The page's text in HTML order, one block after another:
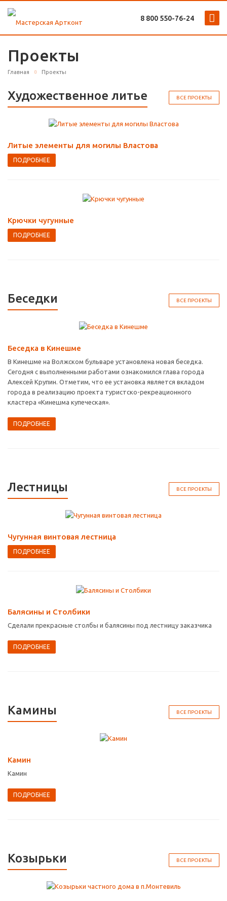
8 800 ‎550-76-24
Проекты
Главная Проекты
ВСЕ ПРОЕКТЫ
Художественное литье
Литые элементы для могилы Властова
ПОДРОБНЕЕ
Крючки чугунные
ПОДРОБНЕЕ
ВСЕ ПРОЕКТЫ
Беседки
Беседка в Кинешме
В Кинешме на Волжском бульваре установлена новая беседка.
Сегодня с выполненными работами ознакомился глава города
Алексей Крупин. Отметим, что ее установка является вкладом
города в реализацию проекта туристско-рекреационного
кластера «Кинешма купеческая».
ПОДРОБНЕЕ
ВСЕ ПРОЕКТЫ
Лестницы
Чугунная винтовая лестница
ПОДРОБНЕЕ
Балясины и Столбики
Сделали прекрасные столбы и балясины под лестницу заказчика
ПОДРОБНЕЕ
ВСЕ ПРОЕКТЫ
Камины
Камин
Камин
ПОДРОБНЕЕ
ВСЕ ПРОЕКТЫ
Козырьки